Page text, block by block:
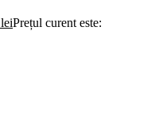
leiPrețul curent este: